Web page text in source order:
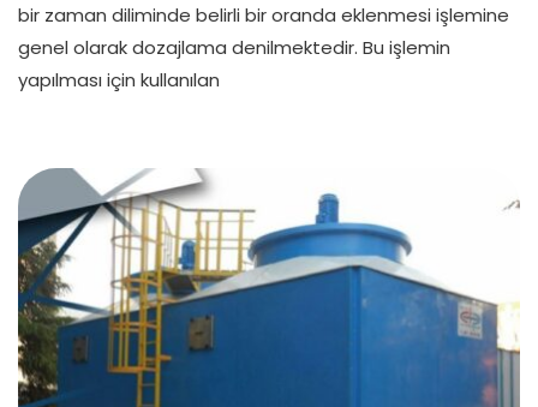
bir zaman diliminde belirli bir oranda eklenmesi işlemine
genel olarak dozajlama denilmektedir. Bu işlemin
yapılması için kullanılan